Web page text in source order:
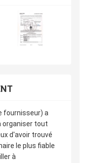
fournisseur) a
organiser tout
d'avoir trouvé
le plus fiable
à